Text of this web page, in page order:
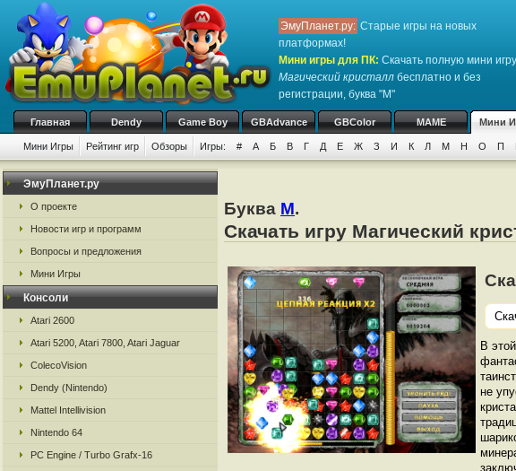
ЭмуПланет.ру: Старые игры на новых
платформах!
Мини игры для ПК: Скачать полную мини игру
Магический кристалл бесплатно и без
регистрации, буква "М"
Главная Dendy Game Boy GBAdvance GBColor MAME Мини
Мини Игры Рейтинг игр Обзоры Игры: # А Б В Г Д Е Ж З И К Л М Н О П
ЭмуПланет.ру
О проекте
Новости игр и программ
Вопросы и предложения
Мини Игры
Консоли
Atari 2600
Atari 5200, Atari 7800, Atari Jaguar
ColecoVision
Dendy (Nintendo)
Mattel Intellivision
Nintendo 64
PC Engine / Turbo Grafx-16
Буква М.
Скачать игру Магический
В
не